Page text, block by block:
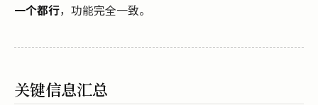
一个都行，功能完全一致。
关键信息汇总